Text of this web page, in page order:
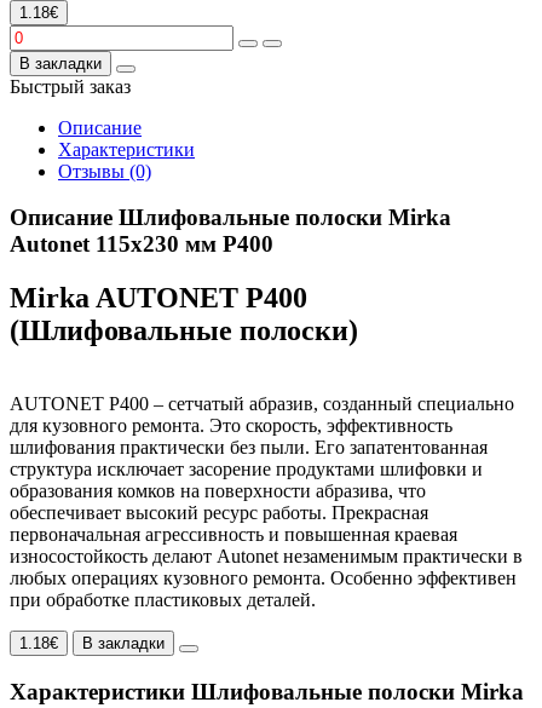
1.18€
В закладки
Быстрый заказ
Описание
Характеристики
Отзывы (0)
Описание Шлифовальные полоски Mirka
Autonet 115х230 мм P400
Mirka AUTONET P400
(Шлифовальные полоски)
AUTONET P400 – сетчатый абразив, созданный специально
для кузовного ремонта. Это скорость, эффективность
шлифования практически без пыли. Его запатентованная
структура исключает засорение продуктами шлифовки и
образования комков на поверхности абразива, что
обеспечивает высокий ресурс работы. Прекрасная
первоначальная агрессивность и повышенная краевая
износостойкость делают Autonet незаменимым практически в
любых операциях кузовного ремонта. Особенно эффективен
при обработке пластиковых деталей.
1.18€ В закладки
Характеристики Шлифовальные полоски Mirka